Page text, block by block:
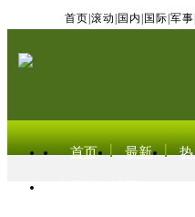
首页 滚动 国内 国际 军事
首页 最新